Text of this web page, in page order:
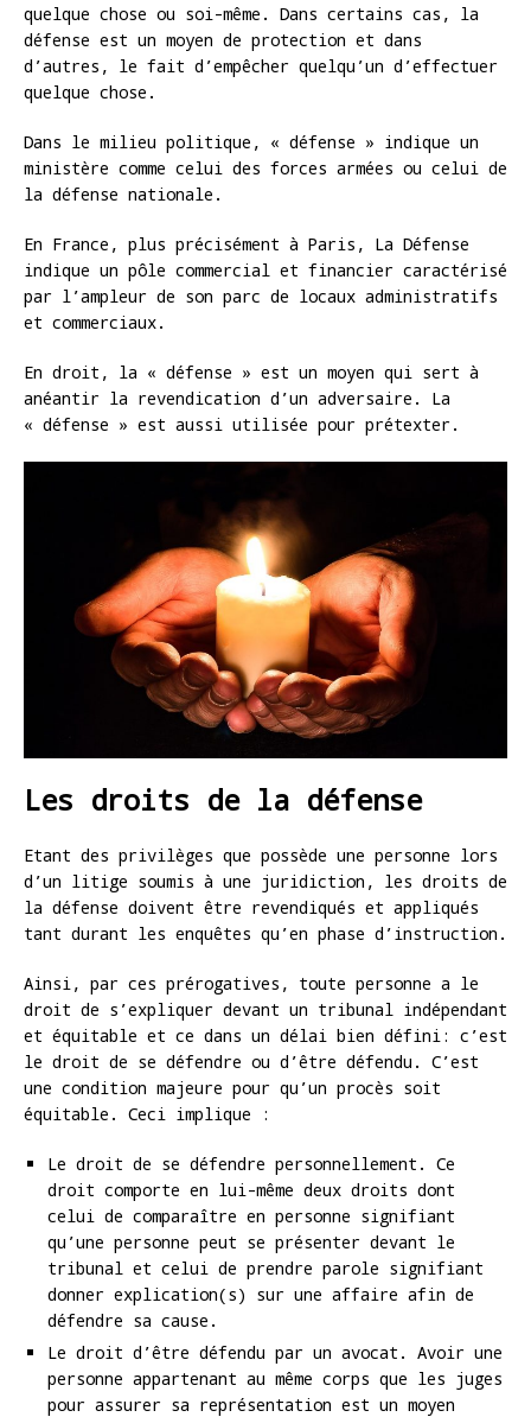
quelque chose ou soi-même. Dans certains cas, la
défense est un moyen de protection et dans
d’autres, le fait d’empêcher quelqu’un d’effectuer
quelque chose.
Dans le milieu politique, « défense » indique un
ministère comme celui des forces armées ou celui de
la défense nationale.
En France, plus précisément à Paris, La Défense
indique un pôle commercial et financier caractérisé
par l’ampleur de son parc de locaux administratifs
et commerciaux.
En droit, la « défense » est un moyen qui sert à
anéantir la revendication d’un adversaire. La
« défense » est aussi utilisée pour prétexter.
Les droits de la défense
Etant des privilèges que possède une personne lors
d’un litige soumis à une juridiction, les droits de
la défense doivent être revendiqués et appliqués
tant durant les enquêtes qu’en phase d’instruction.
Ainsi, par ces prérogatives, toute personne a le
droit de s’expliquer devant un tribunal indépendant
et équitable et ce dans un délai bien défini: c’est
le droit de se défendre ou d’être défendu. C’est
une condition majeure pour qu’un procès soit
équitable. Ceci implique :
Le droit de se défendre personnellement. Ce
droit comporte en lui-même deux droits dont
celui de comparaître en personne signifiant
qu’une personne peut se présenter devant le
tribunal et celui de prendre parole signifiant
donner explication(s) sur une affaire afin de
défendre sa cause.
Le droit d’être défendu par un avocat. Avoir une
personne appartenant au même corps que les juges
pour assurer sa représentation est un moyen